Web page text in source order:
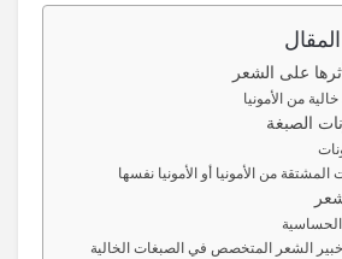
على الشعر
من الأمونيا
الصبغة
من الأمونيا أو الأمونيا نفسها
الشعر المتخصص في الصبغات الخالية